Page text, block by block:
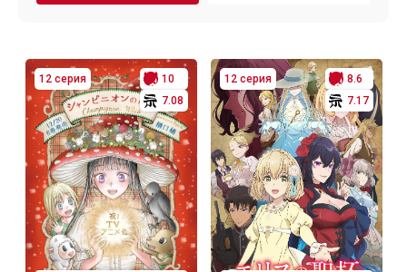
12 серия
10
7.08
12 серия
8.6
7.17